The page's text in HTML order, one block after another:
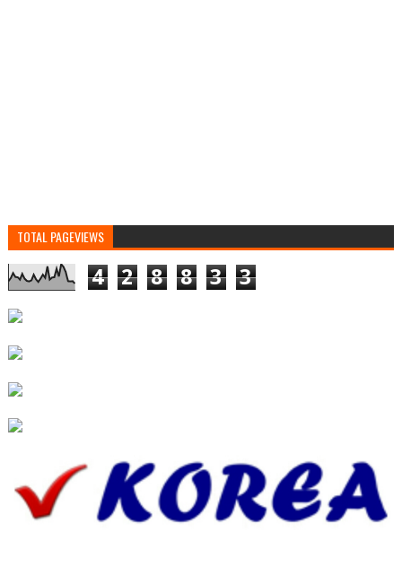
TOTAL PAGEVIEWS
4 2 8 8 3 3